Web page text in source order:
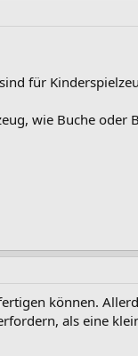
für
wie Buche
können.
als eine